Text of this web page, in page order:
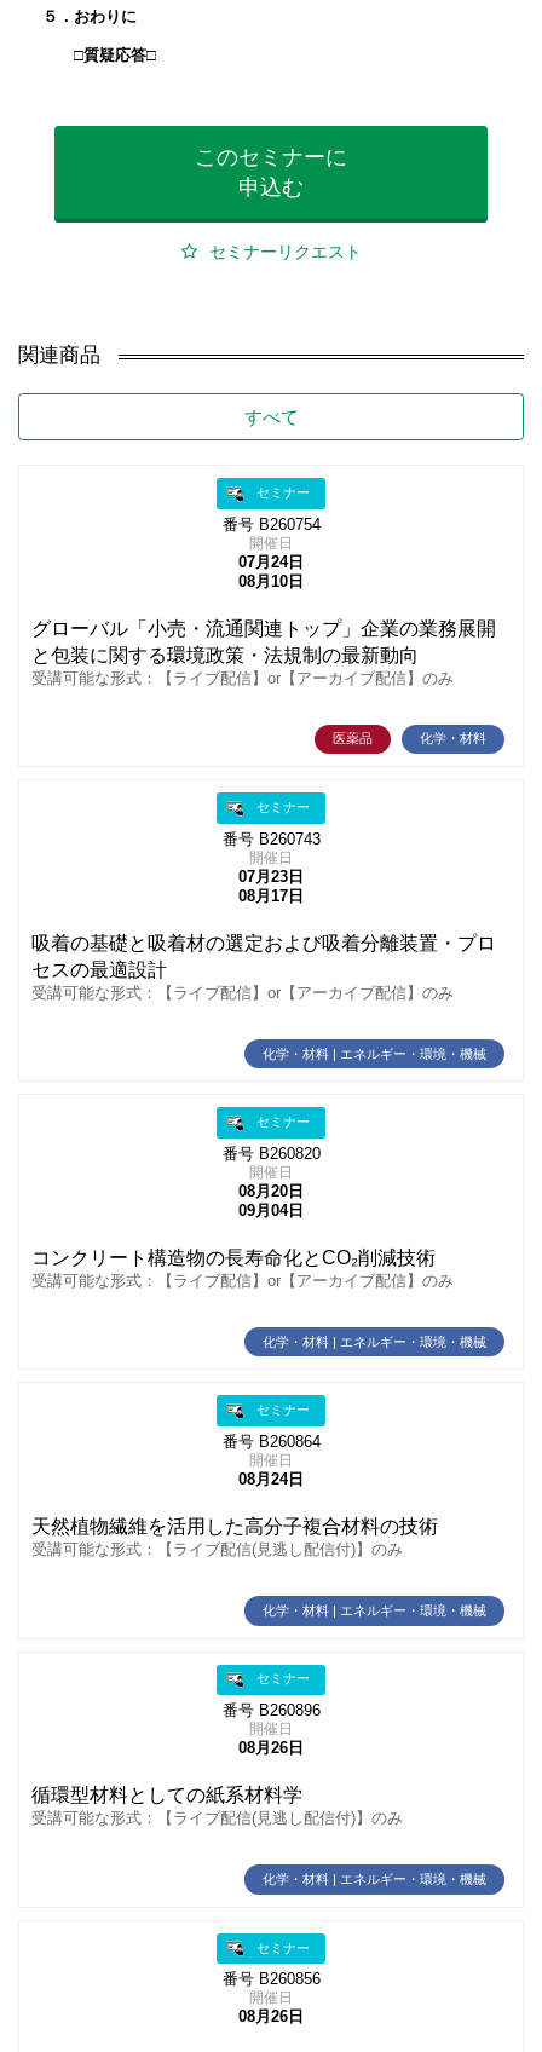
５．おわりに
□質疑応答□
このセミナーに
申込む
セミナーリクエスト
関連商品
すべて
セミナー
番号 B260754
開催日
07月24日
08月10日
グローバル「小売・流通関連トップ」企業の業務展開
と包装に関する環境政策・法規制の最新動向
受講可能な形式：【ライブ配信】or【アーカイブ配信】のみ
医薬品 化学・材料
セミナー
番号 B260743
開催日
07月23日
08月17日
吸着の基礎と吸着材の選定および吸着分離装置・プロ
セスの最適設計
受講可能な形式：【ライブ配信】or【アーカイブ配信】のみ
化学・材料 | エネルギー・環境・機械
セミナー
番号 B260820
開催日
08月20日
09月04日
コンクリート構造物の長寿命化とCO₂削減技術
受講可能な形式：【ライブ配信】or【アーカイブ配信】のみ
化学・材料 | エネルギー・環境・機械
セミナー
番号 B260864
開催日
08月24日
天然植物繊維を活用した高分子複合材料の技術
受講可能な形式：【ライブ配信(見逃し配信付)】のみ
化学・材料 | エネルギー・環境・機械
セミナー
番号 B260896
開催日
08月26日
循環型材料としての紙系材料学
受講可能な形式：【ライブ配信(見逃し配信付)】のみ
化学・材料 | エネルギー・環境・機械
セミナー
番号 B260856
開催日
08月26日